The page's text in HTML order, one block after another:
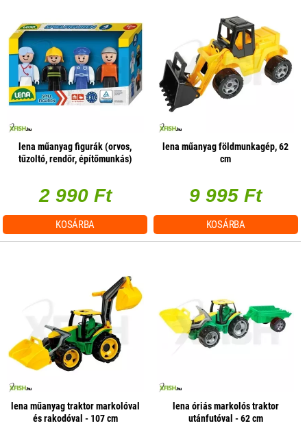
lena műanyag figurák (orvos,
tűzoltó, rendőr, építőmunkás)
2 990 Ft
KOSÁRBA
lena műanyag földmunkagép, 62
cm
9 995 Ft
KOSÁRBA
lena műanyag traktor markolóval
és rakodóval - 107 cm
lena óriás markolós traktor
utánfutóval - 62 cm